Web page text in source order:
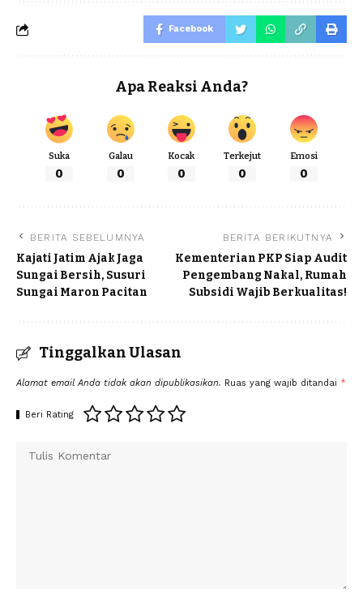
Facebook
Apa Reaksi Anda?
Suka
0
Galau
0
Kocak
0
Terkejut
0
Emosi
0
BERITA SEBELUMNYA
Kajati Jatim Ajak Jaga
Sungai Bersih, Susuri
Sungai Maron Pacitan
BERITA BERIKUTNYA
Kementerian PKP Siap Audit
Pengembang Nakal, Rumah
Subsidi Wajib Berkualitas!
Tinggalkan Ulasan
Alamat email Anda tidak akan dipublikasikan. Ruas yang wajib ditandai *
Beri Rating